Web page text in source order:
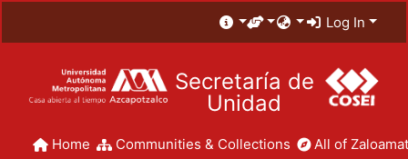
Log In
Secretaría de
Unidad
Home Communities & Collections All of